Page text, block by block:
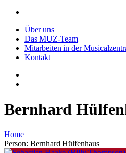
Über uns
Das MUZ-Team
Mitarbeiten in der
Kontakt
Bernhard
Home
Person: Bernhard Hülfenhaus